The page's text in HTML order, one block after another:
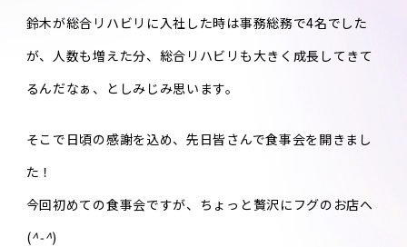
鈴木が総合リハビリに入社した時は事務総務で4名でした
が、人数も増えた分、総合リハビリも大きく成長してきて
るんだなぁ、としみじみ思います。
そこで日頃の感謝を込め、先日皆さんで食事会を開きまし
た！
今回初めての食事会ですが、ちょっと贅沢にフグのお店へ
(^-^)